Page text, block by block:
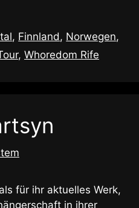
, Finnland, Norwegen,
, Whoredom Rife
für ihr aktuelles Werk,
in ihrer